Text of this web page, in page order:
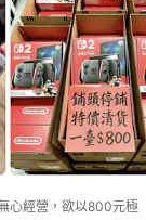
心經營，欲以800元極